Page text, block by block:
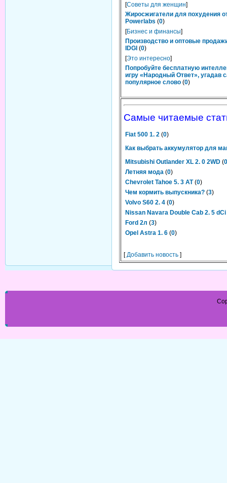
[Советы для женщин]
Жиросжигатели для похудения
Powerlabs (0)
[Бизнес и финансы]
Производство и оптовые
IDGI (0)
[Это интересно]
Попробуйте бесплатную
игру «Народный Ответ», угадав
популярное слово (0)
Самые читаемые
Fiat 500 1. 2 (0)
Как выбрать аккумулятор для
Mitsubishi Outlander XL 2. 0 2WD (0
Летняя мода (0)
Chevrolet Tahoe 5. 3 AT (0)
Чем кормить выпускника? (3)
Volvo S60 2. 4 (0)
Nissan Navara Double Cab 2. 5 dCi
Ford 2л (3)
Opel Astra 1. 6 (0)
[Добавить новость ]